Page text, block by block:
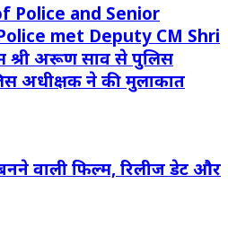
Police and Senior
met Deputy CM Shri
श्री अरूण साव से पुलिस
अधीक्षक ने की मुलाकात
बनने वाली फिल्म, रिलीज डेट और